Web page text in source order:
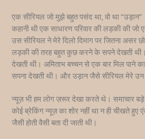
एक सीरियल जो मुझे बहुत पसंद था, वो था
कहानी थी एक साधारण परिवार की लड़की की जो
उस सीरियल ने मेरे दिलो दिमाग पर जितना असर
लड़की की तरह बहुत कुछ करने के सपने देखती
देखती थी। अमिताभ बच्चन से एक बार मिल पाने
सपना देखती थी। और उड़ान जैसे सीरियल मेरे
न्यूज़ भी हम लोग ज़रूर देखा करते थे। समाचार
कोई ब्रेकिंग न्यूज़ का शोर नहीं था न ही चीखते हुए
जैसी होती वैसी बता दी जाती थी।